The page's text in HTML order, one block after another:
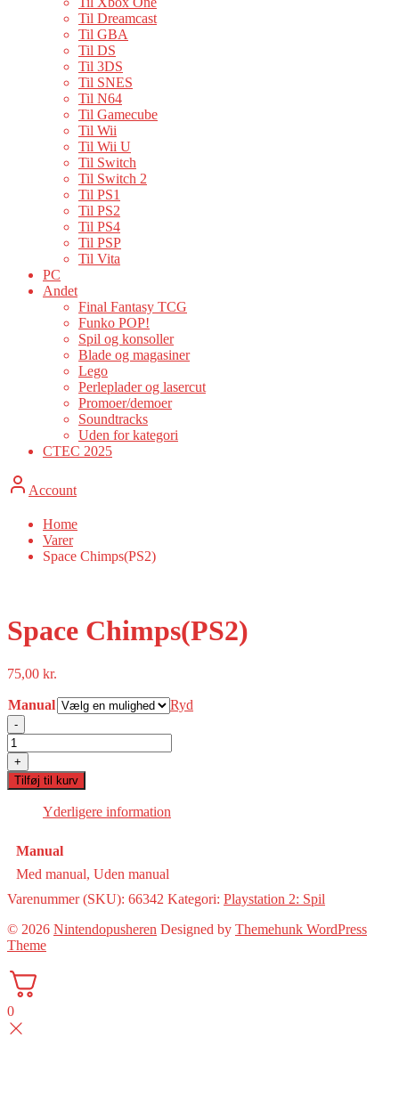
Til Dreamcast
Til GBA
Til DS
Til 3DS
Til SNES
Til N64
Til Gamecube
Til Wii
Til Wii U
Til Switch
Til Switch 2
Til PS1
Til PS2
Til PS4
Til PSP
Til Vita
PC
Andet
Final Fantasy TCG
Funko POP!
Spil og konsoller
Blade og magasiner
Lego
Perleplader og lasercut
Promoer/demoer
Soundtracks
Uden for kategori
CTEC 2025
Account
Home
Varer
Space Chimps(PS2)
Space Chimps(PS2)
75,00 kr.
Manual Ryd
-
Space
Chimps(PS2)
antal
+
Tilføj til kurv
Yderligere information
Manual
Med manual, Uden manual
Varenummer (SKU): 66342 Kategori: Playstation 2: Spil
© 2026 Nintendopusheren Designed by Themehunk WordPress
Theme
0